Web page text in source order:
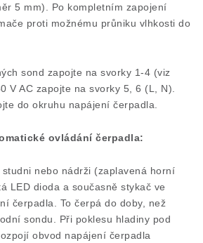
5 mm). Po kompletním zapojení
proti možnému průniku vlhkosti do
sond zapojte na svorky 1-4 (viz
V AC zapojte na svorky 5, 6 (L, N).
do okruhu napájení čerpadla.
ovládání čerpadla:
nebo nádrži (zaplavená horní
LED dioda a současně stykač ve
čerpadla. To čerpá do doby, než
sondu. Při poklesu hladiny pod
obvod napájení čerpadla